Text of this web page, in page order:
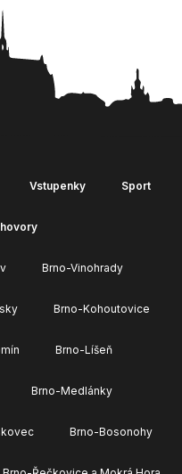
Vstupenky Sport
Brno-Vinohrady
Brno-Kohoutovice
Brno-Líšeň
Brno-Medlánky
Brno-Bosonohy